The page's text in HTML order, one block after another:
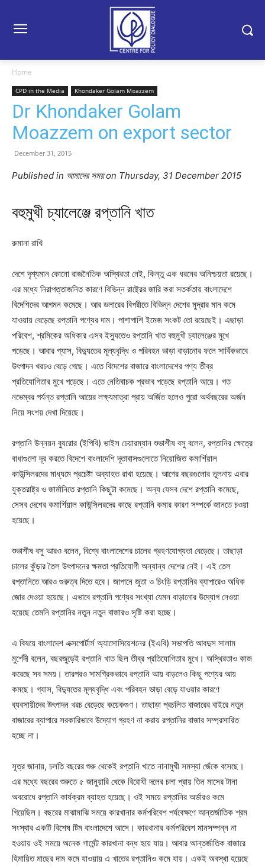
Home
CPD in the Media Khondaker Golam Moazzem
Dr Khondaker Golam
Moazzem on export sector
December 31, 2015
Published in আমাদের সময় on Thursday, 31 December 2015
বহুমুখী চ্যালেঞ্জে রপ্তানি খাত
রুমানা রাখি
দেশে দৃশ্যমান কোনো রাজনৈতিক অস্থিরতা নেই, কিন্তু এক ধরনের অনিশ্চয়তা রয়েছে।
এর মধ্যে নিরাপত্তাজনিত কারণে বিভিন্ন রাষ্ট্রের জারি করা সতর্কতায় বাংলাদেশে
বিদেশিদের আগমন কমেছে। আর ডলারের বিপরীতে বিভিন্ন দেশের মুদ্রার মান কমে
যাওয়ায় বেড়েছে রপ্তানি পণ্যের দাম। পাশাপাশি ইমেজ সংকট তো রয়েছেই। এছাড়া
পরিবেশ, শ্রমিকের অধিকার এসব ইস্যুতেও রপ্তানি খাত বহুমুখী চ্যালেঞ্জের মুখে
পড়েছে। আবার গ্যাস, বিদ্যুতের মূল্যবৃদ্ধি ও পরিবহন ভাড়া বাড়ানোর ফলে সার্বিকভাবে
উৎপাদন খরচও বেড়ে গেছে। এতে বিদেশের বাজারে বাংলাদেশের পণ্য তীব্র
প্রতিযোগিতার মুখে পড়েছে। এতে নেতিবাচক প্রভাব পড়েছে রপ্তানি আয়ে। গত
নভেম্বর পর্যন্ত রপ্তানি আয়ের লক্ষ্যমাত্রা প্রায় অর্জিত হলেও পুরো অর্থবছরের অর্জন
নিয়ে সংশয় দেখা দিয়েছে।
রপ্তানি উন্নয়ন ব্যুরোর (ইপিবি) ভাইস চেয়ারম্যান শুভাশীষ বসু বলেন, রপ্তানির ক্ষেত্রে
বাধাগুলো দূর করতে বিদেশে বাংলাদেশি দূতাবাসগুলোতে নিয়োজিত কমার্শিয়াল
কাউন্সিলরদের মাধ্যমে প্রচেষ্টা অব্যাহত রাখা হয়েছে। আগের বছরগুলোর তুলনায় এবার
যুক্তরাষ্ট্র ও জার্মানিতে রপ্তানি কিছুটা কমেছে। অন্য যেসব দেশে রপ্তানি কমেছে,
সেসব দেশের কমার্শিয়াল কাউন্সিলরদের কাছে রপ্তানি কমার কারণ সম্পর্কে জানতে চওয়া
হয়েছে।
শুভাশীষ বসু আরও বলেন, বিশ্বে বাংলাদেশের চালের গ্রহণযোগ্যতা বেড়েছে। তাছাড়া
চালের কুঁড়ার তৈল উৎপাদনের ক্ষমতা প্রতিযোগী অন্যান্য দেশের নেই। এই তেল
রপ্তানিতে আরও গুরুত্ব দিতে হবে। জাপানে জুতা ও চিংড়ি রপ্তানির ব্যাপারেও অধিক
জোর দেওয়া হয়েছে। এভাবে রপ্তানি পণ্যের সংখ্যা যেমন বাড়ানোর উদ্যোগ নেওয়া
হয়েছে তেমনি রপ্তানির নতুন নতুন বাজারও সৃষ্টি করা হচ্ছে।
এ বিষয়ে বাংলাদেশ এক্সপোর্টার্স অ্যাসোসিয়েশনের (ইএবি) সভাপতি আবদুস সালাম
মুর্শেদী বলেন, বছরজুড়েই রপ্তানি খাত ছিল তীব্র প্রতিযোগিতার মুখে। অস্থিরতাও কাজ
করেছে সব সময়। তারপরও সামগ্রিকভাবে রপ্তানি আয় বাড়লেও কিছু পণ্যের আয়
কমছে। গ্যাস, বিদ্যুতের মূল্যবৃদ্ধি এবং পরিবহন ভাড়া বেড়ে যাওয়ার কারণে
ব্যবসায়ীদের উৎপাদন খরচ বেড়েছে কয়েকগুণ। তাছাড়া প্রচলিত বাজারের বাইরে নতুন
বাজারের ব্যাপারে সরকারিভাবে উদ্যোগ গ্রহণ না করায় রপ্তানির বাজার সম্প্রসারিত
হচ্ছে না।
সূত্র জানায়, চলতি বছরের শুরু থেকেই রপ্তানি খাতে নানামুখী সমস্যা জেঁকে বসেছে।
এর মধ্যে বছরের শুরুতে ৫ জানুয়ারি থেকে বিরোধী দলের চলা প্রায় তিন মাসের টানা
অবরোধে রপ্তানি কার্যক্রম ব্যাহত হয়েছে। ওই সময়ে রপ্তানির অর্ডারও কমে
গিয়েছিল। বছরের মাঝামাঝি সময়ে কারখানার কর্মপরিবেশ পর্যবেক্ষণে আন্তর্জাতিক শ্রম
সংস্থার একটি বিশেষ টিম বাংলাদেশে আসে। কারখানার কর্মপরিবেশ মানসম্পন্ন না
হওয়ায় ওই সময়ে অনেক গার্মেন্ট কারখানা বন্ধ হয়ে যায়। আবার আন্তর্জাতিক বাজারে
হিমায়িত মাছের দাম কমে যাওয়ায় এ খাতের রপ্তানিও কমে যায়। একই অবস্থা হয়েছে